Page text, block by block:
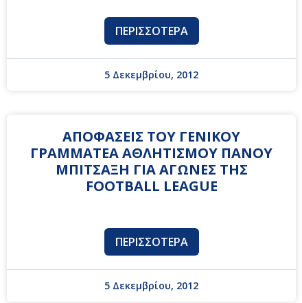
ΠΕΡΙΣΣΌΤΕΡΑ
5 Δεκεμβρίου, 2012
ΑΠΟΦΑΣΕΙΣ ΤΟΥ ΓΕΝΙΚΟΥ
ΓΡΑΜΜΑΤΕΑ ΑΘΛΗΤΙΣΜΟΥ ΠΑΝΟΥ
ΜΠΙΤΣΑΞΗ ΓΙΑ ΑΓΩΝΕΣ ΤΗΣ
FOOTBALL LEAGUE
ΠΕΡΙΣΣΌΤΕΡΑ
5 Δεκεμβρίου, 2012